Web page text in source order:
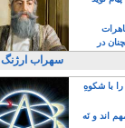
در
سهراب ارژنگ
با شکوهِ
اند و نَه